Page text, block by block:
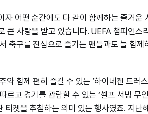
자 어떤 순간에도 다 같이 함께하는 즐거운
큰 사랑을 받고 있습니다. UEFA 챔피언스
축구를 진심으로 즐기는 팬들과도 늘 함께
함께 편히 즐길 수 있는 ‘하이네켄 트러
르고 경기를 관람할 수 있는 ‘셀프 서빙 무
티켓을 추첨하는 의미 있는 행사였죠. 지난